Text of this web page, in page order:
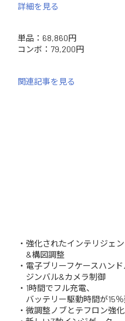
詳細を見る
単品：68,860円
コンボ：79,200円
関連記事を見る
・強化されたインテリジェ
&構図調整
・電子ブリーフケースハンド
ジンバル&カメラ制御
・1時間でフル充電、
バッテリー駆動時間が15％
・微調整ノブとテフロン強